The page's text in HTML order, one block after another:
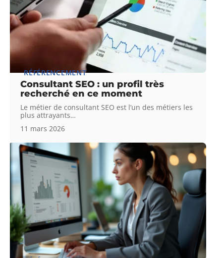
RÉFÉRENCEMENT
Consultant SEO : un profil très
recherché en ce moment
Le métier de consultant SEO est l’un des métiers les
plus attrayants…
11 mars 2026